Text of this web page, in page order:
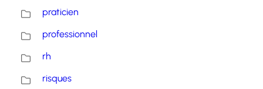
praticien
professionnel
rh
risques